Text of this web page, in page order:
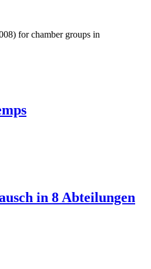
for chamber groups in
in 8 Abteilungen